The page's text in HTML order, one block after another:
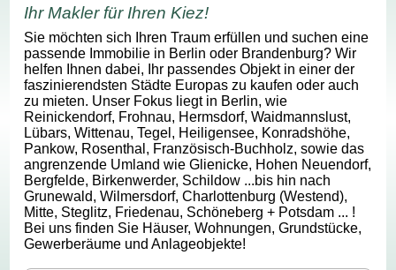
Ihr Makler für Ihren Kiez!
Sie möchten sich Ihren Traum erfüllen und suchen eine
passende Immobilie in Berlin oder Brandenburg? Wir
helfen Ihnen dabei, Ihr passendes Objekt in einer der
faszinierendsten Städte Europas zu kaufen oder auch
zu mieten. Unser Fokus liegt in Berlin, wie
Reinickendorf, Frohnau, Hermsdorf, Waidmannslust,
Lübars, Wittenau, Tegel, Heiligensee, Konradshöhe,
Pankow, Rosenthal, Französisch-Buchholz, sowie das
angrenzende Umland wie Glienicke, Hohen Neuendorf,
Bergfelde, Birkenwerder, Schildow ...bis hin nach
Grunewald, Wilmersdorf, Charlottenburg (Westend),
Mitte, Steglitz, Friedenau, Schöneberg + Potsdam ... !
Bei uns finden Sie Häuser, Wohnungen, Grundstücke,
Gewerberäume und Anlageobjekte!